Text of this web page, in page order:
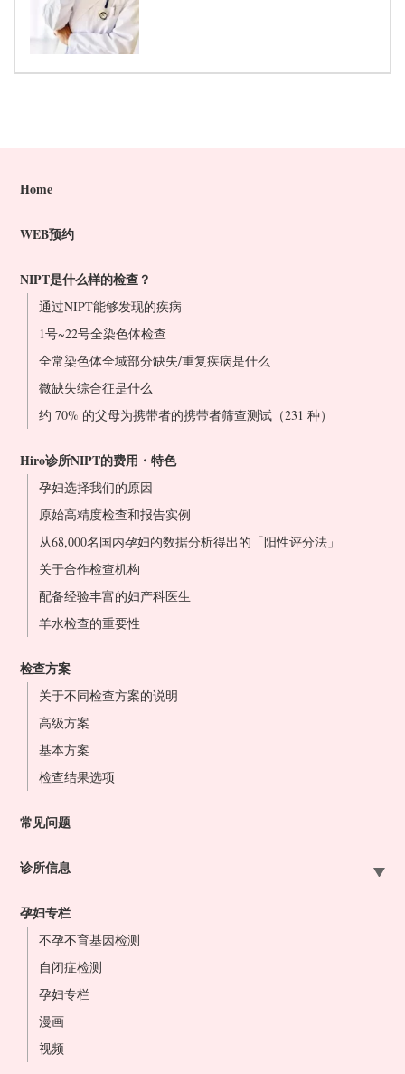
Home
WEB预约
NIPT是什么样的检查？
通过NIPT能够发现的疾病
1号~22号全染色体检查
全常染色体全域部分缺失/重复疾病是什么
微缺失综合征是什么
约 70% 的父母为携带者的携带者筛查测试（231 种）
Hiro诊所NIPT的费用・特色
孕妇选择我们的原因
原始高精度检查和报告实例
从68,000名国内孕妇的数据分析得出的「阳性评分法」
关于合作检查机构
配备经验丰富的妇产科医生
羊水检查的重要性
检查方案
关于不同检查方案的说明
高级方案
基本方案
检查结果选项
常见问题
诊所信息
大宫站前院
东京站前院
横滨站前院
名古屋站前院
大阪站前院
难波心斋桥院
孕妇专栏
不孕不育基因检测
自闭症检测
孕妇专栏
漫画
视频